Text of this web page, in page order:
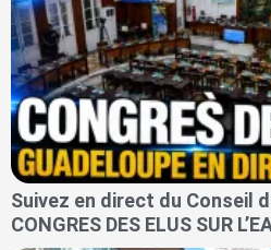
Suivez en direct du Conseil
CONGRES DES ELUS SUR